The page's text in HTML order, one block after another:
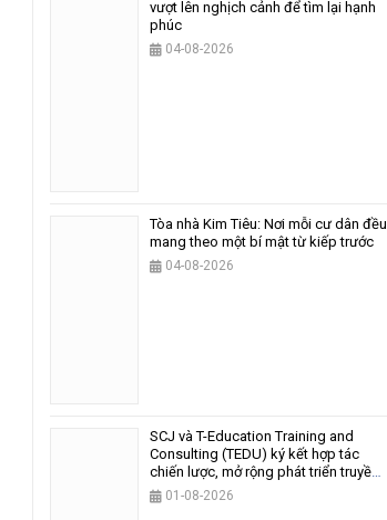
vượt lên nghịch cảnh để tìm lại hạnh
phúc
04-08-2026
Tòa nhà Kim Tiêu: Nơi mỗi cư dân đều
mang theo một bí mật từ kiếp trước
04-08-2026
SCJ và T-Education Training and
Consulting (TEDU) ký kết hợp tác
chiến lược, mở rộng phát triển truyền
thông và giáo dục
01-08-2026